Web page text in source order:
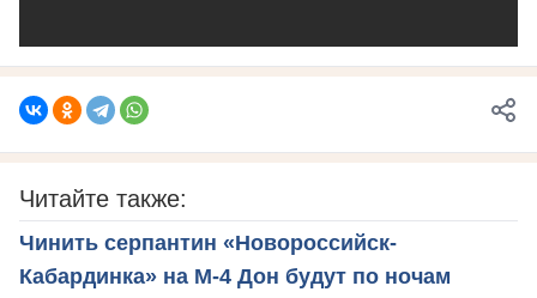
Читайте также:
Чинить серпантин «Новороссийск-
Кабардинка» на М-4 Дон будут по ночам